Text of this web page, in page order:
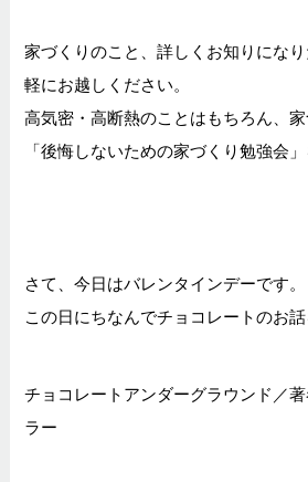
家づくりのこと、詳しくお知りにな
軽にお越しください。
高気密・高断熱のことはもちろん、家
「後悔しないための家づくり勉強会
さて、今日はバレンタインデーです。
この日にちなんでチョコレートのお話
チョコレートアンダーグラウンド／
ラー